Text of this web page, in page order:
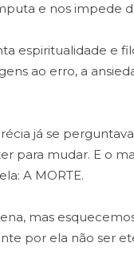
e nos impede
espiritualidade e
ao erro, a
já se
para mudar. E o
A MORTE.
mas
por ela não ser